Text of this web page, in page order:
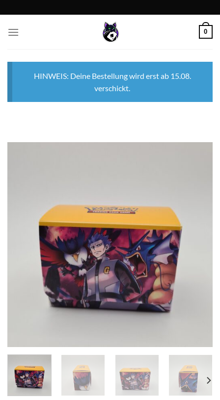
Inhalt
springen
0
HINWEIS: Deine Bestellung wird erst ab 15.08.
verschickt.